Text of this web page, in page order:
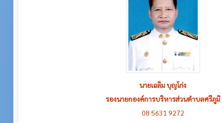
นายเฉลิม บุญโก่ง
รองนายกองค์การบริหารส่วนตำบลศรีภูมิ
08 5631 9272